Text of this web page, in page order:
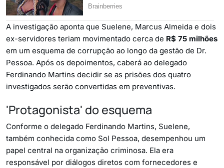
A investigação aponta que Suelene, Marcus Almeida e dois
ex-servidores teriam movimentado cerca de R$ 75 milhões
em um esquema de corrupção ao longo da gestão de Dr.
Pessoa. Após os depoimentos, caberá ao delegado
Ferdinando Martins decidir se as prisões dos quatro
investigados serão convertidas em preventivas.
'Protagonista' do esquema
Conforme o delegado Ferdinando Martins, Suelene,
também conhecida como Sol Pessoa, desempenhou um
papel central na organização criminosa. Ela era
responsável por diálogos diretos com fornecedores e